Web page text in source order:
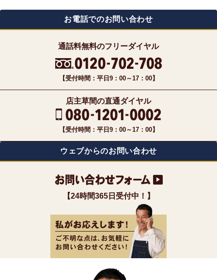
お電話でのお問い合わせ
通話料無料のフリーダイヤル
【受付時間：平日9：00～17：00】
店主草間の直通ダイヤル
【受付時間：平日9：00～17：00】
ウェブからのお問い合わせ
【24時間365日受付中！】